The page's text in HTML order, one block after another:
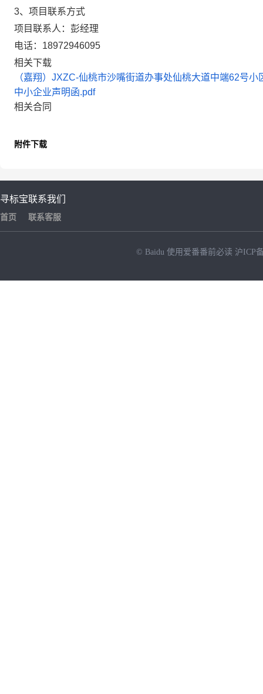
3、项目联系方式
项目联系人： 彭经理
电话： 18972946095
相关下载
（嘉翔）JXZC-仙桃市沙嘴街道办事处仙桃大道中端62号
中小企业声明函.pdf
相关合同
附件下载
寻标宝
首页
联系我们
联系客服
© Baidu 使用爱番番前必读 沪ICP